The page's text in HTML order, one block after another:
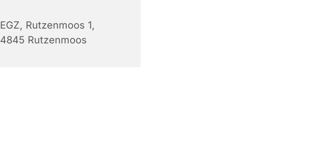
EGZ, Rutzenmoos 1,
4845 Rutzenmoos